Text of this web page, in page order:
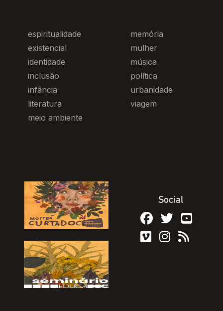
espiritualidade
existencial
identidade
inclusão
infância
literatura
meio ambiente
memória
mulher
música
política
urbanidade
viagem
Social